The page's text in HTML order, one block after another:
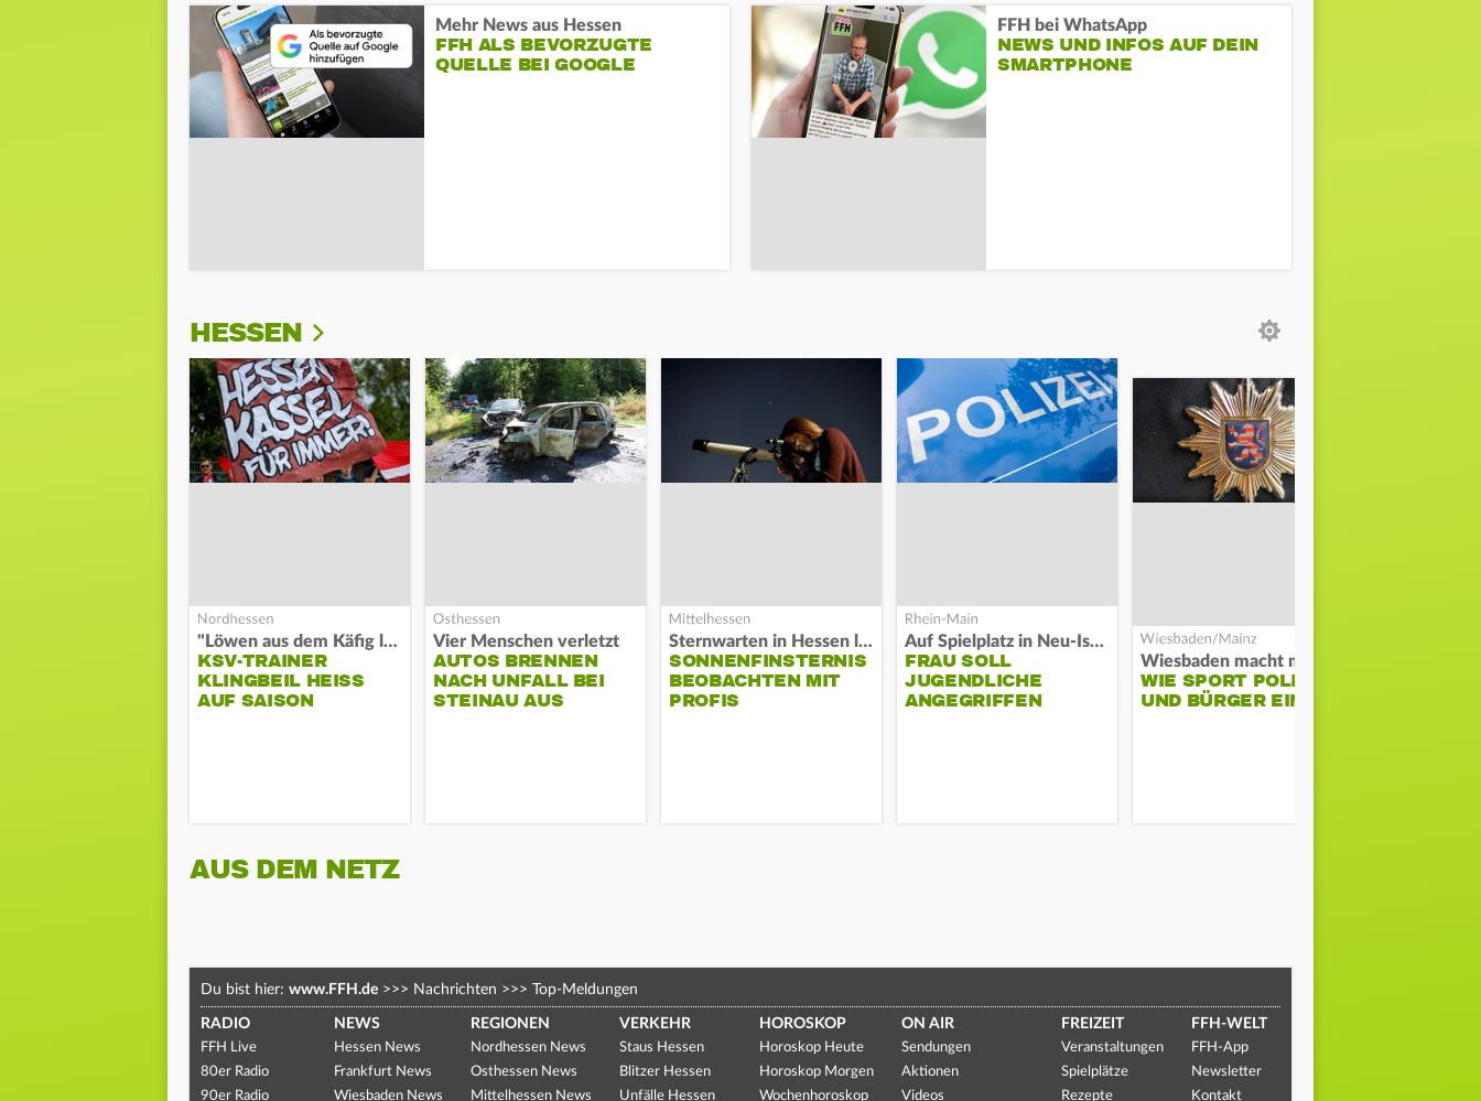
Mehr News aus Hessen
FFH ALS BEVORZUGTE
QUELLE BEI GOOGLE
FFH bei WhatsApp
NEWS UND INFOS AUF DEIN
SMARTPHONE
HESSEN
"Löwen aus dem Käfig lassen"
KSV-TRAINER
KLINGBEIL HEISS A
UF SAISON
Vier Menschen verletzt
AUTOS BRENNEN
NACH UNFALL BEI
STEINAU AUS
Sternwarten in Hessen laden ein
SONNENFINSTERNIS
BEOBACHTEN MIT
PROFIS
Auf Spielplatz in Neu-Isenburg
FRAU SOLL
JUGENDLICHE
ANGEGRIFFEN
Wiesbaden macht mobil
WIE SPORT POLIZEI
UND BÜRGER EINT
AUS DEM NETZ
Du bist hier: www.FFH.de >>> Nachrichten >>> Top-Meldungen
RADIO
FFH Live
80er Radio
90er Radio
NEWS
Hessen News
Frankfurt News
Wiesbaden News
REGIONEN
Nordhessen News
Osthessen News
Mittelhessen News
VERKEHR
Staus Hessen
Blitzer Hessen
Unfälle Hessen
HOROSKOP
Horoskop Heute
Horoskop Morgen
Wochenhoroskop
ON AIR
Sendungen
Aktionen
Videos
FREIZEIT
Veranstaltungen
Spielplätze
Rezepte
FFH-WELT
FFH-App
Newsletter
Kontakt